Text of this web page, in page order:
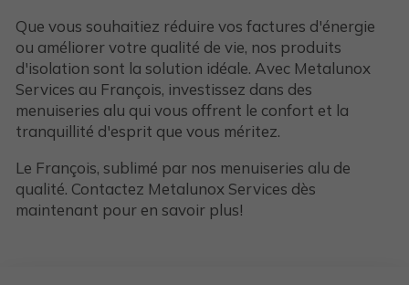
Que vous souhaitiez réduire vos factures d'énergie
ou améliorer votre qualité de vie, nos produits
d'isolation sont la solution idéale. Avec Metalunox
Services au François, investissez dans des
menuiseries alu qui vous offrent le confort et la
tranquillité d'esprit que vous méritez.
Le François, sublimé par nos menuiseries alu de
qualité. Contactez Metalunox Services dès
maintenant pour en savoir plus!